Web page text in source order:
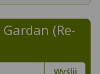
Gardan (Re-
Wyślij